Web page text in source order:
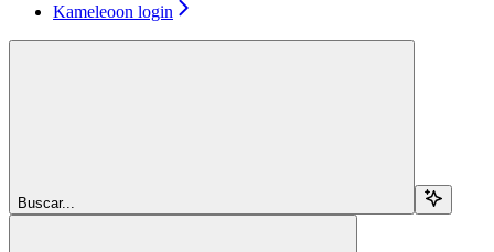
Kameleoon login
Buscar...